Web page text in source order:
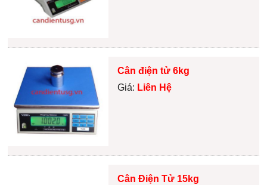
Cân điện tử 6kg
Giá: Liên Hệ
Cân Điện Tử 15kg